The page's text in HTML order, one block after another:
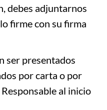
debes adjuntarnos
firme con su firma
ser presentados
por carta o por
al inicio